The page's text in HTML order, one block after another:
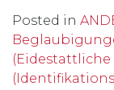
Posted in
(Eidestattliche